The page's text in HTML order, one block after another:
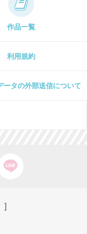
作品一覧
利用規約
ータの外部送信について
]